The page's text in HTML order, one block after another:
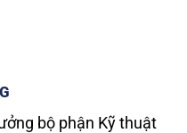
bộ phận Kỹ thuật